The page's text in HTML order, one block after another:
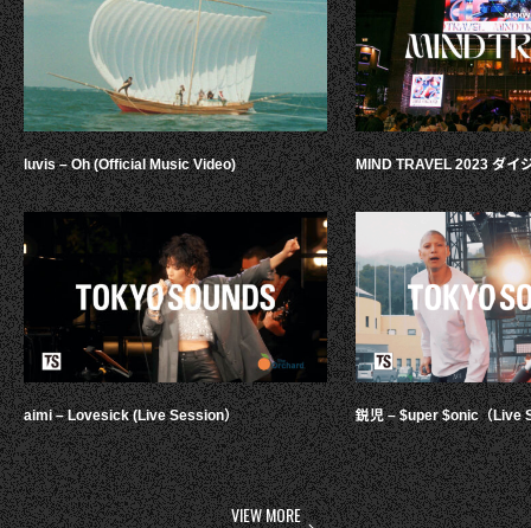
luvis – Oh (Official Music Video)
aimi – Lovesick (Live Session）
MIND TRAVEL 2023 ダイ
鋭児 – $uper $onic（Live
VIEW MORE